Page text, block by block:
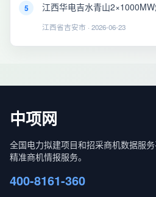
5 江西华电吉水青山
江西省吉安市 · 2026-06-23
中项网
全国电力拟建项目和招采商机数据服
精准商机情报服务。
400-8161-360